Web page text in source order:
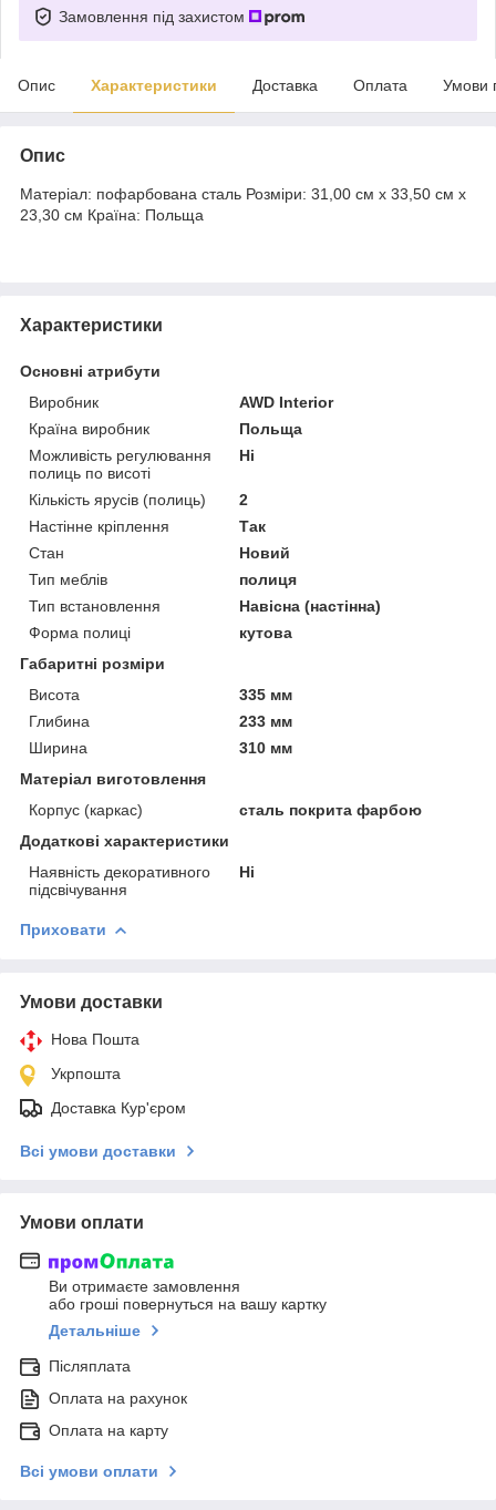
Замовлення під захистом
Опис Характеристики Доставка Оплата Умови
Опис
Матеріал: пофарбована сталь Розміри: 31,00 см x 33,50 см x
23,30 см Країна: Польща
Характеристики
Основні атрибути
Виробник
AWD Interior
Країна виробник
Польща
Можливість регулювання
полиць по висоті
Ні
Кількість ярусів (полиць)
2
Настінне кріплення
Так
Стан
Новий
Тип меблів
полиця
Тип встановлення
Навісна (настінна)
Форма полиці
кутова
Габаритні розміри
Висота
335 мм
Глибина
233 мм
Ширина
310 мм
Матеріал виготовлення
Корпус (каркас)
сталь покрита фарбою
Додаткові характеристики
Наявність декоративного
підсвічування
Ні
Приховати
Умови доставки
Нова Пошта
Укрпошта
Доставка Кур'єром
Всі умови доставки
Умови оплати
Ви отримаєте замовлення
або гроші повернуться на вашу картку
Детальніше
Післяплата
Оплата на рахунок
Оплата на карту
Всі умови оплати